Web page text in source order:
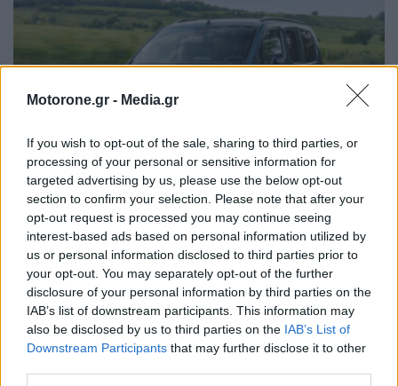
Motorone.gr - Media.gr
If you wish to opt-out of the sale, sharing to third parties, or
processing of your personal or sensitive information for
targeted advertising by us, please use the below opt-out
section to confirm your selection. Please note that after your
opt-out request is processed you may continue seeing
interest-based ads based on personal information utilized by
us or personal information disclosed to third parties prior to
your opt-out. You may separately opt-out of the further
disclosure of your personal information by third parties on the
IAB’s list of downstream participants. This information may
also be disclosed by us to third parties on the IAB’s List of
Downstream Participants that may further disclose it to other
Ανακαλούνται 1.759 οχήματα των Citroen,
Peugeot και Opel στην Ελλάδα για
επικαιροποίηση λογισμικού…
ΝΊΚΟΣ ΝΑΟΎΜ 27.4.2026